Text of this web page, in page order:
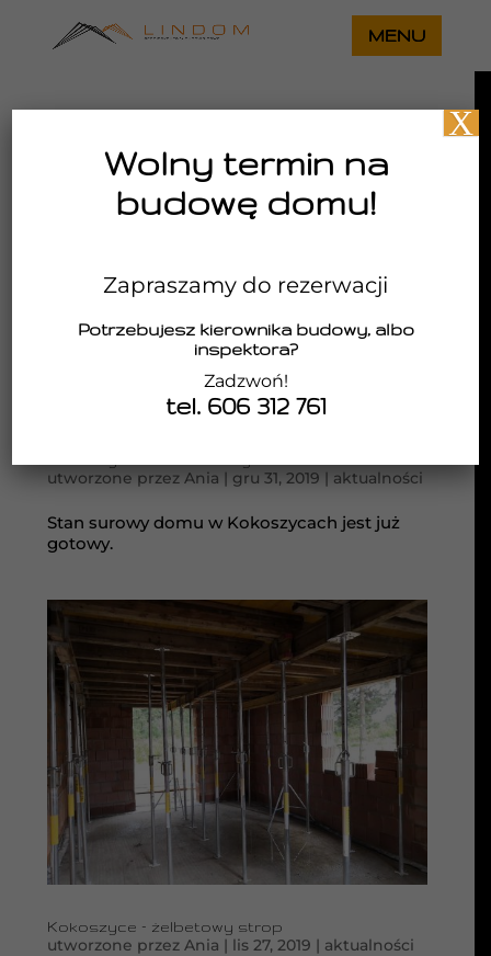
utworzone przezAnia | gru 31, 2019 | aktualności
Stan surowy domu w Kokoszycach jest już
gotowy.
Kokoszyce – żelbetowy strop
utworzone przez Ania | lis 27, 2019 | aktualności
Wolny termin na
budowę domu!
Zapraszamy do rezerwacji
Potrzebujesz kierownika budowy, albo
inspektora?
Zadzwoń!
tel. 606 312 761
X